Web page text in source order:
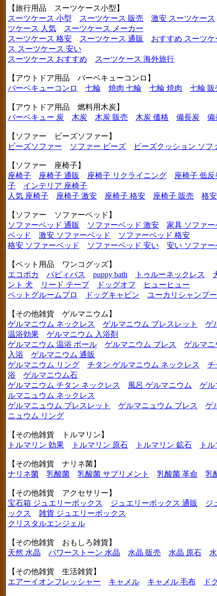
【旅行用品 スーツケース小型】
スーツケース 小型
スーツケース 販売
激安 スーツケース
ツケース 人気
スーツケース メーカー
スーツケース 格安
スーツケース 通販
おすすめ スーツケ
ス スーツケース 安い
スーツケース おすすめ
スーツケース 海外旅行
【アウトドア用品 バーベキューコンロ】
バーベキューコンロ
七輪 焼肉 七輪 七輪 焼肉 七輪 販
【アウトドア用品 燃料用木炭】
バーベキュー 炭
木炭 木炭 販売 木炭 価格 備長炭 備
【ソファー ビーズソファー】
ビーズソファー
ソファー ビーズ ビーズクッション ソフ
【ソファー 座椅子】
座椅子
座椅子 通販 座椅子 リクライニング
座椅子 低反
子
インテリア 座椅子
人気 座椅子
座椅子 激安 座椅子 格安 座椅子 販売 格
【ソファー ソファーベッド】
ソファーベッド 通販
ソファーベッド 激安
家具 ソファー
ベッド
激安 ソファーベッド
ソファーベッド 格安
格安 ソファーベッド
ソファーベッド 安い 安い ソファー
【ペット用品 ワンコグッズ】
エコポカ
パピィバス puppy bath トゥルーネックレス
ント 犬
リード テープ ドッグオフ
ヒューヒュー
ペットグルームプロ
ドッグキャビン ユーカリシャンプー
【その他雑貨 ゲルマニウム】
ゲルマニウム ネックレス
ゲルマニウム ブレスレット
ゲ
温浴効果
ゲルマニウム 入浴剤
ゲルマニウム 温浴 ボール
ゲルマニウム ブレス
ゲルマニ
入浴
ゲルマニウム 通販
ゲルマニウム リング
チタン ゲルマニウム ネックレス
チ
浴
ゲルマニウム石
ゲルマニウム チタン ネックレス
風呂 ゲルマニウム
ゲル
ルマニュウム ネックレス
ゲルマニュウム ブレスレット
ゲルマニュウム ブレス
ゲ
ニュウム リング
【その他雑貨 トルマリン】
トルマリン 効果
トルマリン 原石 トルマリン 鉱石 ト
【その他雑貨 ナリネ菌】
ナリネ菌
乳酸菌 乳酸菌 サプリメント 乳酸菌 革命 乳
【その他雑貨 アクセサリー】
宝石箱 ジュエリーボックス
ジュエリーボックス 通販
ジ
ックス
雑貨 ジュエリーボックス
クリスタルエンジェル
【その他雑貨 おもしろ雑貨】
天然 水晶
パワーストーン 水晶 水晶 販売 水晶 原石
【その他雑貨 生活雑貨】
エアーイオンフレッシャー
キャメル キャメル 毛布 ド